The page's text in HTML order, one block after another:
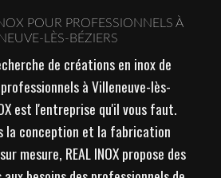
POUR PROFESSIONNELS À
LÈS-BÉZIERS
de créations en inox de
à Villeneuve-lès-
est l'entreprise qu'il vous faut.
la conception et la fabrication
mesure, REAL INOX propose des